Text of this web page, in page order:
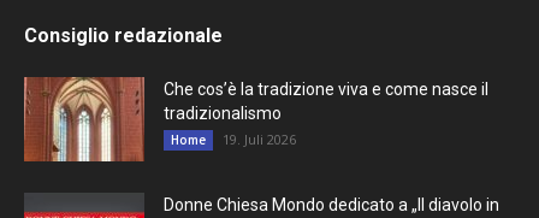
Consiglio redazionale
Che cos’è la tradizione viva e come nasce il
tradizionalismo
Home 19. Juli 2026
Donne Chiesa Mondo dedicato a „Il diavolo in